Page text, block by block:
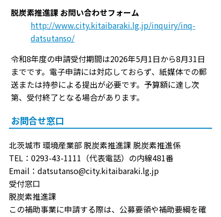
脱炭素推進課 お問い合わせフォーム
http://www.city.kitaibaraki.lg.jp/inquiry/inq-
datsutanso/
令和8年度の申請受付期間は2026年5月1日から8月31日
までです。電子申請には対応しておらず、紙媒体での郵
送または持参による提出が必要です。予算額に達し次
第、受付終了となる場合があります。
お問合せ窓口
北茨城市 環境産業部 脱炭素推進課 脱炭素推進係
TEL：0293-43-1111（代表電話）の内線481番
Email：datsutanso@city.kitaibaraki.lg.jp
受付窓口
脱炭素推進課
この補助事業に申請する際は、公募要領や補助要綱を確